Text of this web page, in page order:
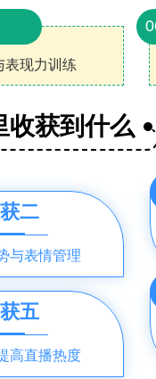
表现力训练
收获到什么
二
与表情管理
五
高直播热度